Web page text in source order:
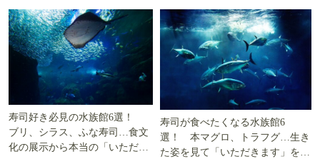
寿司好き必見の水族館6選！
ブリ、シラス、ふな寿司…食文
化の展示から本当の「いただき
寿司が食べたくなる水族館6
選！ 本マグロ、トラフグ…生き
た姿を見て「いただきます」を考